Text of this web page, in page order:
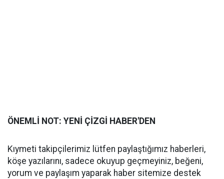
ÖNEMLİ NOT: YENİ ÇİZGİ HABER'DEN
Kıymeti takipçilerimiz lütfen paylaştığımız haberleri,
köşe yazılarını, sadece okuyup geçmeyiniz, beğeni,
yorum ve paylaşım yaparak haber sitemize destek